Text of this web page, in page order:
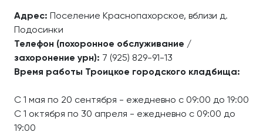
Адрес: Поселение Краснопахорское, вблизи д.
Подосинки
Телефон (похоронное обслуживание /
захоронение урн): 7 (925) 829-91-13
Время работы Троицкое городского кладбища:
С 1 мая по 20 сентября - ежедневно с 09:00 до 19:00
С 1 октября по 30 апреля - ежедневно с 09:00 до
19:00